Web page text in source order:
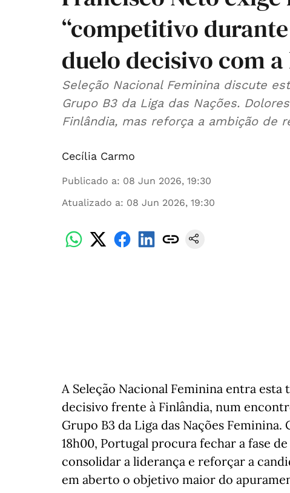
“competitivo
duelo decisivo com
Seleção Nacional Feminina discute
Grupo B3 da Liga das Nações.
Finlândia, mas reforça a ambição de
Cecília Carmo
Publicado a: 08 Jun 2026, 19:30
Atualizado a: 08 Jun 2026, 19:30
A Seleção Nacional Feminina entra
decisivo frente à Finlândia, num
Grupo B3 da Liga das Nações
18h00, Portugal procura fechar a fase
consolidar a liderança e reforçar a
em aberto o objetivo maior do